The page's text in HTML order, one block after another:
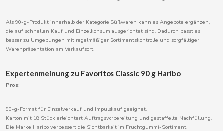
CACAOLAT
CALVO
Als 90-g-Produkt innerhalb der Kategorie Süßwaren kann es Angebote ergänzen,
die auf schnellen Kauf und Einzelkonsum ausgerichtet sind. Dadurch passt es
besser zu Umgebungen mit regelmäßiger Sortimentskontrolle und sorgfältiger
Warenpräsentation am Verkaufsort.
Expertenmeinung zu Favoritos Classic 90 g Haribo
Pros:
90-g-Format für Einzelverkauf und Impulskauf geeignet.
Karton mit 18 Stück erleichtert Auftragsvorbereitung und gestaffelte Nachfüllung.
Die Marke Haribo verbessert die Sichtbarkeit im Fruchtgummi-Sortiment.